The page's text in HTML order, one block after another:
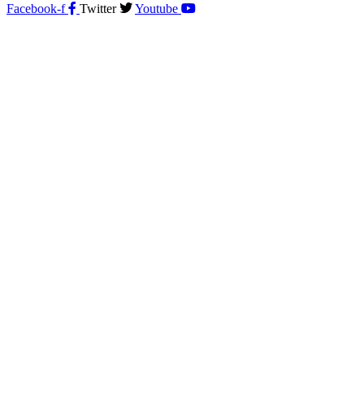
Facebook-f Twitter Youtube